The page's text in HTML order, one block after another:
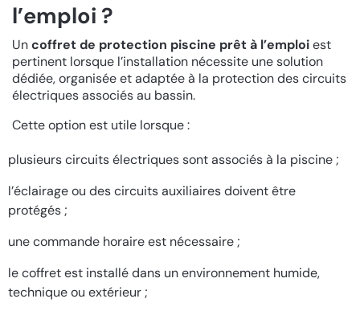
l’emploi ?
Uncoffret de protection piscine prêt à l’emploiest
pertinent lorsque l’installation nécessite une solution
dédiée, organisée et adaptée à la protection des circuits
électriques associés au bassin.
Cette option est utile lorsque :
plusieurs circuits électriques sont associés à la piscine ;
l’éclairage ou des circuits auxiliaires doivent être
protégés ;
une commande horaire est nécessaire ;
le coffret est installé dans un environnement humide,
technique ou extérieur ;